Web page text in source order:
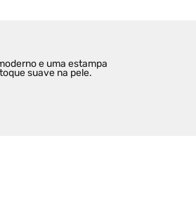
e uma estampa
suave na pele.